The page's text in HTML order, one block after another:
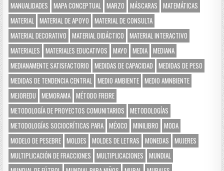
MANUALIDADES
MAPA CONCEPTUAL MARZO MÁSCARAS
MATEMÁTICAS
MATERIAL MATERIAL DE APOYO
MATERIAL DE CONSULTA
MATERIAL DECORATIVO
MATERIAL DIDÁCTICO
MATERIAL INTERACTIVO
MATERIALES
MATERIALES EDUCATIVOS MAYO MEDIA MEDIANA
MEDIANAMENTE SATISFACTORIO
MEDIDAS DE CAPACIDAD
MEDIDAS DE PESO
MEDIDAS DE TENDENCIA CENTRAL MEDIO AMBIENTE MEDIO AMNBIENTE
MEJOREDU
MEMORAMA MÉTODO FREIRE
METODOLOGÍA DE PROYECTOS COMUNITARIOS
METODOLOGÍAS
METODOLOGÍAS SOCIOCRÍTICAS PARA MÉXICO MINILIBRO
MODA
MODELO DE PESEBRE MOLDES MOLDES DE LETRAS MONEDAS
MUJERES
MULTIPLICACIÓN DE FRACCIONES
MULTIPLICACIONES
MUNDIAL